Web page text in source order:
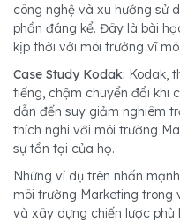
công nghệ và xu hướng sử
phần đáng kể. Đây là bài
kịp thời với môi trường vĩ
Case Study Kodak: Kodak,
tiếng, chậm chuyển đổi khi
dẫn đến suy giảm nghiêm
thích nghi với môi trường
sự tồn tại của họ.
Những ví dụ trên nhấn
môi trường Marketing trong
và xây dựng chiến lược